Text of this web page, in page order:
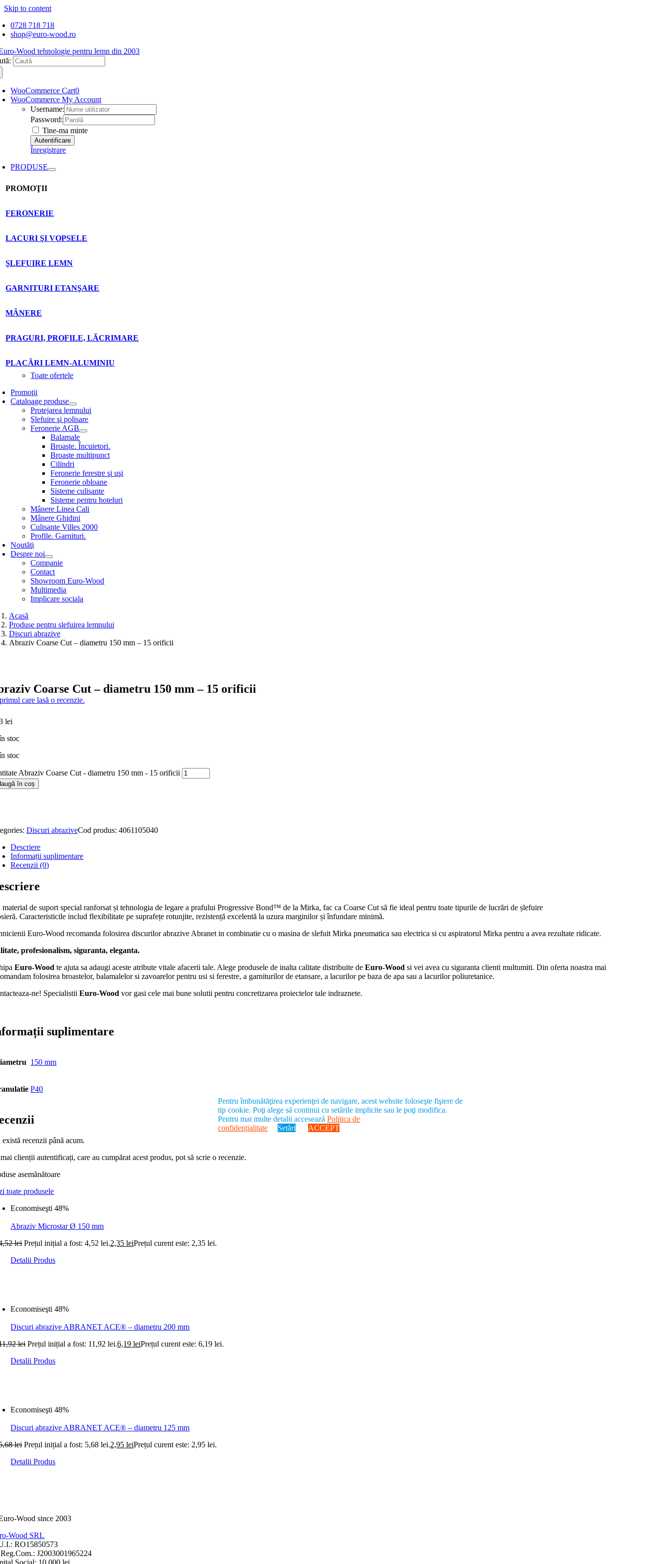
Skip to content
0728 718 718
shop@euro-wood.ro
WooCommerce Cart0
WooCommerce My Account
Username:
Password:
Tine-ma minte
Înregistrare
PRODUSE
PROMOŢII
FERONERIE
LACURI ŞI VOPSELE
ŞLEFUIRE LEMN
GARNITURI ETANŞARE
MÂNERE
PRAGURI, PROFILE, LĂCRIMARE
PLACĂRI LEMN-ALUMINIU
Toate ofertele
Promoţii
Cataloage produse
Protejarea lemnului
Şlefuire şi polisare
Feronerie AGB
Balamale
Broaşte. Încuietori.
Broaşte multipunct
Cilindri
Feronerie ferestre şi uşi
Feronerie obloane
Sisteme culisante
Sisteme pentru hoteluri
Mânere Linea Cali
Mânere Ghidini
Culisante Villes 2000
Profile. Garnituri.
Noutăţi
Despre noi
Companie
Contact
Showroom Euro-Wood
Multimedia
Implicare sociala
Acasă
Produse pentru slefuirea lemnului
Discuri abrazive
Abraziv Coarse Cut – diametru 150 mm – 15 orificii
Coarse Cut – diametru 150 mm – 15 orificii
care lasă o recenzie.
lei
stoc
stoc
Abraziv Coarse Cut - diametru 150 mm - 15 orificii
în coș
Discuri abraziveCod produs: 4061105040
Descriere
Informații suplimentare
Recenzii (0)
material de suport special ranforsat și tehnologia de legare a prafului Progressive Bond™ de la Mirka, fac ca Coarse Cut să fie ideal pentru toate tipurile de lucrări de șlefuire
Caracteristicile includ flexibilitate pe suprafețe rotunjite, rezistență excelentă la uzura marginilor și înfundare minimă.
Euro-Wood recomanda folosirea discurilor abrazive Abranet in combinatie cu o masina de slefuit Mirka pneumatica sau electrica si cu aspiratorul Mirka pentru a avea rezultate ridicate.
profesionalism, siguranta, eleganta.
Euro-Wood te ajuta sa adaugi aceste atribute vitale afacerii tale. Alege produsele de inalta calitate distribuite deEuro-Wood si vei avea cu siguranta clienti multumiti. Din oferta noastra mai
folosirea broastelor, balamalelor si zavoarelor pentru usi si ferestre, a garniturilor de etansare, a lacurilor pe baza de apa sau a lacurilor poliuretanice.
ne! SpecialistiiEuro-Wood vor gasi cele mai bune solutii pentru concretizarea proiectelor tale indraznete.
suplimentare
150 mm
P40
există recenzii până acum.
clienții autentificați, care au cumpărat acest produs, pot să scrie o recenzie.
asemănătoare
toate produsele
Economiseşti 48%
Abraziv Microstar Ø 150 mm
lei Prețul inițial a fost: 4,52 lei.2,35leiPrețul curent este: 2,35 lei.
Detalii Produs
Economiseşti 48%
Discuri abrazive ABRANET ACE® – diametru 200 mm
lei Prețul inițial a fost: 11,92 lei.6,19leiPrețul curent este: 6,19 lei.
Detalii Produs
Economiseşti 48%
Discuri abrazive ABRANET ACE® – diametru 125 mm
lei Prețul inițial a fost: 5,68 lei.2,95leiPrețul curent este: 2,95 lei.
Detalii Produs
Wood SRL
RO15850573
J2003001965224
Pentru îmbunătăţirea experienţei de navigare, acest website foloseşte fişiere de
tip cookie. Poţi alege să continui cu setările implicite sau le poţi modifica.
Pentru mai multe detalii accesează Politica de
confidenţialitate
Setări ACCEPT